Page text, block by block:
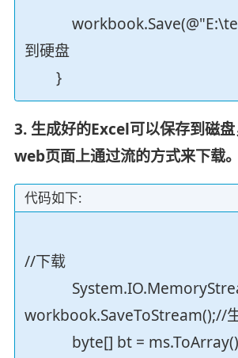
到硬盘
}
3. 生成好的Excel可以保存到磁
web页面上通过流的方式来下载。
代码如下:
//下载
workbook.SaveToStream();//
byte[] bt =